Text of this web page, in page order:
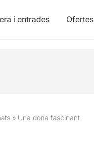
i entrades Ofertes
» Una dona fascinant